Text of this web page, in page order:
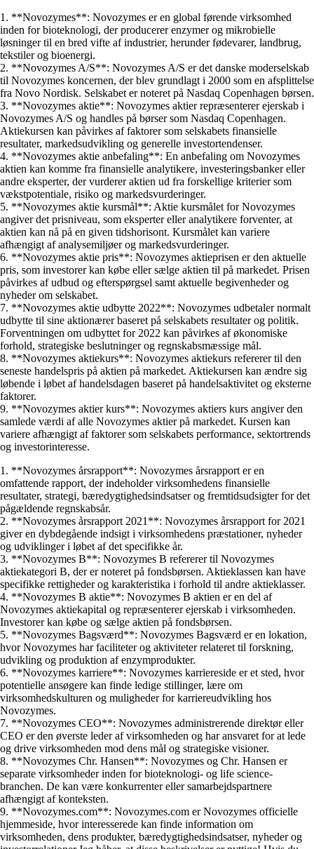
1. **Novozymes**: Novozymes er en global førende virksomhed
inden for bioteknologi, der producerer enzymer og mikrobielle
løsninger til en bred vifte af industrier, herunder fødevarer, landbrug,
tekstiler og bioenergi.
2. **Novozymes A/S**: Novozymes A/S er det danske moderselskab
til Novozymes koncernen, der blev grundlagt i 2000 som en afsplittelse
fra Novo Nordisk. Selskabet er noteret på Nasdaq Copenhagen børsen.
3. **Novozymes aktie**: Novozymes aktier repræsenterer ejerskab i
Novozymes A/S og handles på børser som Nasdaq Copenhagen.
Aktiekursen kan påvirkes af faktorer som selskabets finansielle
resultater, markedsudvikling og generelle investortendenser.
4. **Novozymes aktie anbefaling**: En anbefaling om Novozymes
aktien kan komme fra finansielle analytikere, investeringsbanker eller
andre eksperter, der vurderer aktien ud fra forskellige kriterier som
vækstpotentiale, risiko og markedsvurderinger.
5. **Novozymes aktie kursmål**: Aktie kursmålet for Novozymes
angiver det prisniveau, som eksperter eller analytikere forventer, at
aktien kan nå på en given tidshorisont. Kursmålet kan variere
afhængigt af analysemiljøer og markedsvurderinger.
6. **Novozymes aktie pris**: Novozymes aktieprisen er den aktuelle
pris, som investorer kan købe eller sælge aktien til på markedet. Prisen
påvirkes af udbud og efterspørgsel samt aktuelle begivenheder og
nyheder om selskabet.
7. **Novozymes aktie udbytte 2022**: Novozymes udbetaler normalt
udbytte til sine aktionærer baseret på selskabets resultater og politik.
Forventningen om udbyttet for 2022 kan påvirkes af økonomiske
forhold, strategiske beslutninger og regnskabsmæssige mål.
8. **Novozymes aktiekurs**: Novozymes aktiekurs refererer til den
seneste handelspris på aktien på markedet. Aktiekursen kan ændre sig
løbende i løbet af handelsdagen baseret på handelsaktivitet og eksterne
faktorer.
9. **Novozymes aktier kurs**: Novozymes aktiers kurs angiver den
samlede værdi af alle Novozymes aktier på markedet. Kursen kan
variere afhængigt af faktorer som selskabets performance, sektortrends
og investorinteresse.
1. **Novozymes årsrapport**: Novozymes årsrapport er en
omfattende rapport, der indeholder virksomhedens finansielle
resultater, strategi, bæredygtighedsindsatser og fremtidsudsigter for det
pågældende regnskabsår.
2. **Novozymes årsrapport 2021**: Novozymes årsrapport for 2021
giver en dybdegående indsigt i virksomhedens præstationer, nyheder
og udviklinger i løbet af det specifikke år.
3. **Novozymes B**: Novozymes B refererer til Novozymes
aktiekategori B, der er noteret på fondsbørsen. Aktieklassen kan have
specifikke rettigheder og karakteristika i forhold til andre aktieklasser.
4. **Novozymes B aktie**: Novozymes B aktien er en del af
Novozymes aktiekapital og repræsenterer ejerskab i virksomheden.
Investorer kan købe og sælge aktien på fondsbørsen.
5. **Novozymes Bagsværd**: Novozymes Bagsværd er en lokation,
hvor Novozymes har faciliteter og aktiviteter relateret til forskning,
udvikling og produktion af enzymprodukter.
6. **Novozymes karriere**: Novozymes karriereside er et sted, hvor
potentielle ansøgere kan finde ledige stillinger, lære om
virksomhedskulturen og muligheder for karriereudvikling hos
Novozymes.
7. **Novozymes CEO**: Novozymes administrerende direktør eller
CEO er den øverste leder af virksomheden og har ansvaret for at lede
og drive virksomheden mod dens mål og strategiske visioner.
8. **Novozymes Chr. Hansen**: Novozymes og Chr. Hansen er
separate virksomheder inden for bioteknologi- og life science-
branchen. De kan være konkurrenter eller samarbejdspartnere
afhængigt af konteksten.
9. **Novozymes.com**: Novozymes.com er Novozymes officielle
hjemmeside, hvor interesserede kan finde information om
virksomheden, dens produkter, bæredygtighedsindsatser, nyheder og